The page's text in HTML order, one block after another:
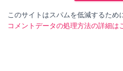
このサイトはスパムを低減するため
コメントデータの処理方法の詳細は